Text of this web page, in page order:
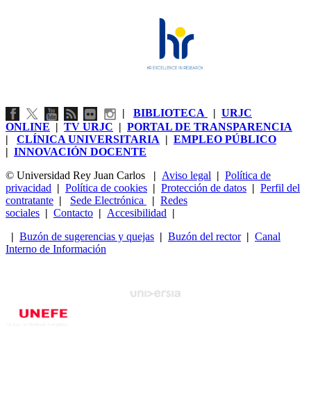
| BIBLIOTECA | URJC
ONLINE | TV URJC | PORTAL DE TRANSPARENCIA
| CLÍNICA UNIVERSITARIA | EMPLEO PÚBLICO
| INNOVACIÓN DOCENTE
© Universidad Rey Juan Carlos
| Aviso legal | Política de
privacidad | Política de cookies | Protección de datos | Perfil del
contratante | Sede Electrónica | Redes
sociales | Contacto | Accesibilidad |
| Buzón de sugerencias y quejas | Buzón del rector| Canal
Interno de Información